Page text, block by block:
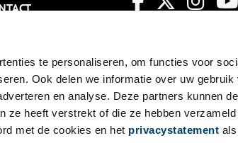
te personaliseren, om functies voor
Ook delen we informatie over uw gebruik
en analyse. Deze partners kunnen
ze heeft verstrekt of die ze hebben
met de cookies en het privacystatement